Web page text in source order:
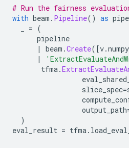
# Run the fairness
with beam . Pipeline() as
= (
pipeline
|
beam .Create([v.numpy
|
tfma.
slice_spec=
output_path
)
eval_result = tfma.